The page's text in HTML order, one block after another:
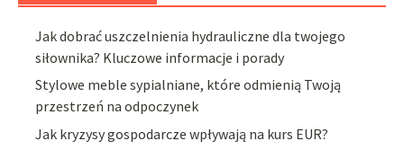
Jak dobrać uszczelnienia hydrauliczne dla twojego
siłownika? Kluczowe informacje i porady
Stylowe meble sypialniane, które odmienią Twoją
przestrzeń na odpoczynek
Jak kryzysy gospodarcze wpływają na kurs EUR?